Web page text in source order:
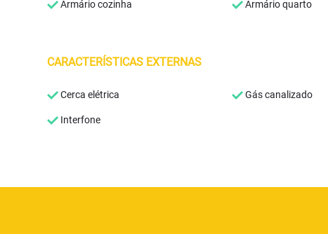
Armário cozinha Armário quarto
CARACTERÍSTICAS EXTERNAS
Cerca elétrica Gás canalizado
Interfone